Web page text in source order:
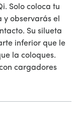
Solo coloca tu
observarás el
Su silueta
inferior que le
la coloques.
cargadores